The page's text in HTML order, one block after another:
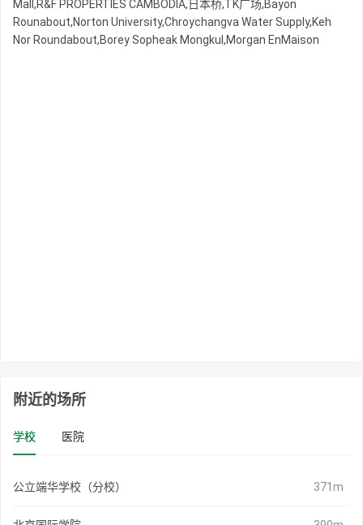
Mall,R&F PROPERTIES CAMBODIA,日本桥,TK广场,Bayon
Rounabout,Norton University,Chroychangva Water Supply,Keh
Nor Roundabout,Borey Sopheak Mongkul,Morgan EnMaison
附近的场所
学校 医院
公立端华学校（分校） 371m